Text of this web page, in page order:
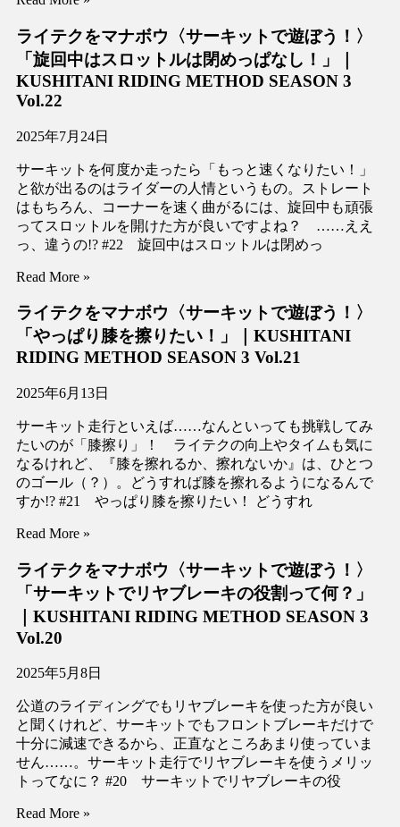
ライテクをマナボウ〈サーキットで遊ぼう！〉
「旋回中はスロットルは閉めっぱなし！」｜
KUSHITANI RIDING METHOD SEASON 3
Vol.22
2025年7月24日
サーキットを何度か走ったら「もっと速くなりたい！」
と欲が出るのはライダーの人情というもの。ストレート
はもちろん、コーナーを速く曲がるには、旋回中も頑張
ってスロットルを開けた方が良いですよね？ ……ええ
っ、違うの!? #22 旋回中はスロットルは閉めっ
Read More »
ライテクをマナボウ〈サーキットで遊ぼう！〉
「やっぱり膝を擦りたい！」｜KUSHITANI
RIDING METHOD SEASON 3 Vol.21
2025年6月13日
サーキット走行といえば……なんといっても挑戦してみ
たいのが「膝擦り」！ ライテクの向上やタイムも気に
なるけれど、『膝を擦れるか、擦れないか』は、ひとつ
のゴール（？）。どうすれば膝を擦れるようになるんで
すか!? #21 やっぱり膝を擦りたい！ どうすれ
Read More »
ライテクをマナボウ〈サーキットで遊ぼう！〉
「サーキットでリヤブレーキの役割って何？」
｜KUSHITANI RIDING METHOD SEASON 3
Vol.20
2025年5月8日
公道のライディングでもリヤブレーキを使った方が良い
と聞くけれど、サーキットでもフロントブレーキだけで
十分に減速できるから、正直なところあまり使っていま
せん……。サーキット走行でリヤブレーキを使うメリッ
トってなに？ #20 サーキットでリヤブレーキの役
Read More »